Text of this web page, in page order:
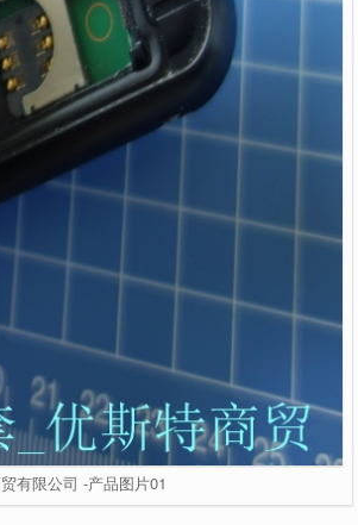
有限公司 -产品图片01